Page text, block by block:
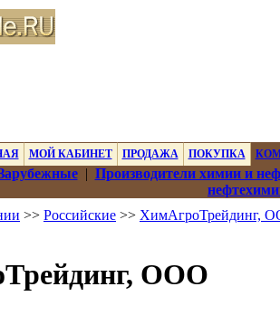
МОЙ КАБИНЕТ ПРОДАЖА ПОКУПКА
| Производители химии и
>> Российские >> ХимАгроТрейдинг,
ООО